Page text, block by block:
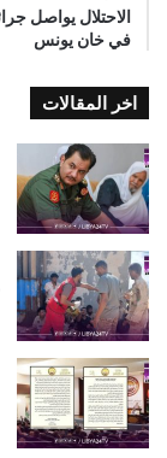
في خان يونس
اخر المقالات